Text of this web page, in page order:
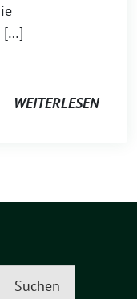
[…]
WEITERLESEN
Suchen